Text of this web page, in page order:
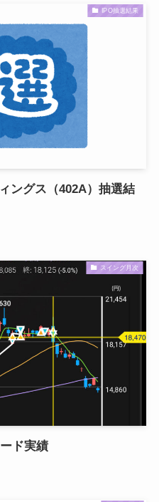
IPO抽選結果
ングス（402A）抽選結
スイング月次
ド実績